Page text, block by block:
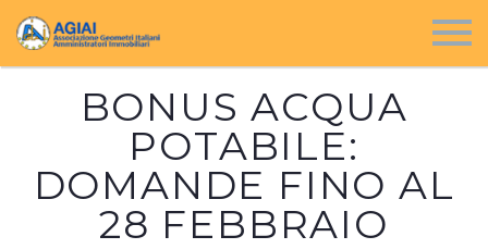
BONUS ACQUA
POTABILE:
DOMANDE FINO AL
28 FEBBRAIO